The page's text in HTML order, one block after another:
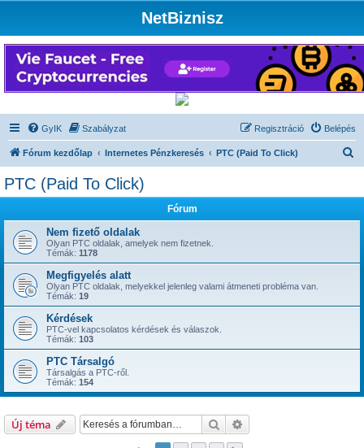
NetBiznisz
GyIK Szabályzat Belépés
Regisztráció
Fórum kezdőlap Internetes Pénzkeresés PTC (Paid To Click)
PTC (Paid To Click)
Fórum
Nem fizető oldalak
Olyan PTC oldalak, amelyek nem fizetnek.
Témák: 1178
Megfigyelés alatt
Olyan PTC oldalak, melyekkel jelenleg valami átmeneti probléma van.
Témák: 19
Kérdések
PTC-vel kapcsolatos kérdések és válaszok.
Témák: 103
PTC Társalgó
Társalgás a PTC-ről.
Témák: 154
Új téma Keresés